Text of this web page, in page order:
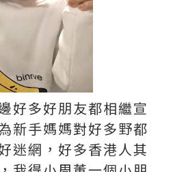
好多好朋友都相繼宣
新手媽媽對好多野都
迷網，好多香港人其